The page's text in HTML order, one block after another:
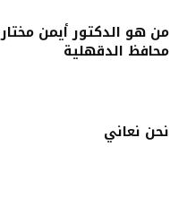
من هو الدكتور أيمن مختار
محافظ الدقهلية
نحن نعاني